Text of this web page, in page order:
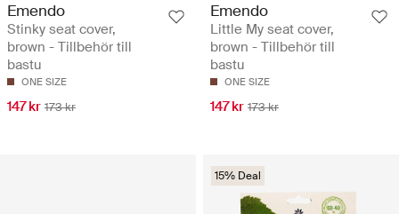
Emendo
Stinky seat cover,
brown - Tillbehör till
bastu
ONE SIZE
147 kr 173 kr
Emendo
Little My seat cover,
brown - Tillbehör till
bastu
ONE SIZE
147 kr 173 kr
15% Deal